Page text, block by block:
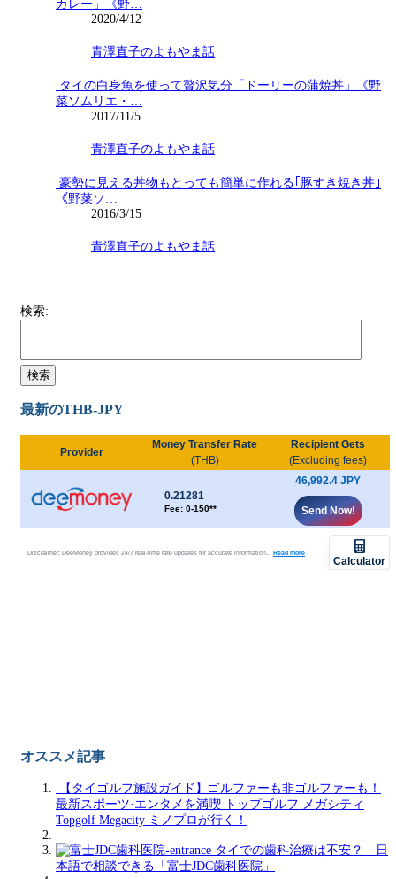
カレー」《野…
2020/4/12
青澤直子のよもやま話
タイの白身魚を使って贅沢気分「ドーリーの蒲焼丼」《野
菜ソムリエ・…
2017/11/5
青澤直子のよもやま話
豪勢に見える丼物もとっても簡単に作れる｢豚すき焼き丼｣
《野菜ソ…
2016/3/15
青澤直子のよもやま話
検索:
最新のTHB-JPY
オススメ記事
【タイゴルフ施設ガイド】ゴルファーも非ゴルファーも！
最新スポーツ·エンタメを満喫 トップゴルフ メガシティ
Topgolf Megacity ミノプロが行く！
タイでの歯科治療は不安？ 日
本語で相談できる「富士JDC歯科医院」